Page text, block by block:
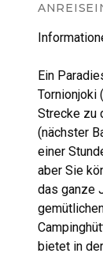
Ein
Tornionjoki
Strecke zu
(nächster
einer
aber Sie
das ganze
bietet in